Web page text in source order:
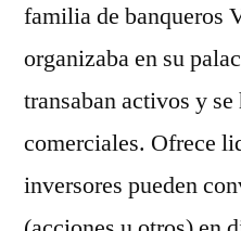
familia de banqueros
organizaba en su
transaban activos y
comerciales. Ofrece
inversores pueden